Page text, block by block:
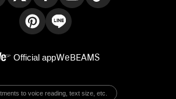
Official appWeBEAMS
to voice reading, text size, etc.